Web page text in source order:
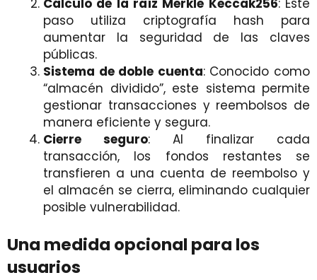
paso utiliza criptografía hash para
aumentar la seguridad de las claves
públicas.
Sistema de doble cuenta: Conocido como
“almacén dividido”, este sistema permite
gestionar transacciones y reembolsos de
manera eficiente y segura.
Cierre seguro: Al finalizar cada
transacción, los fondos restantes se
transfieren a una cuenta de reembolso y
el almacén se cierra, eliminando cualquier
posible vulnerabilidad.
Una medida opcional para los
usuarios